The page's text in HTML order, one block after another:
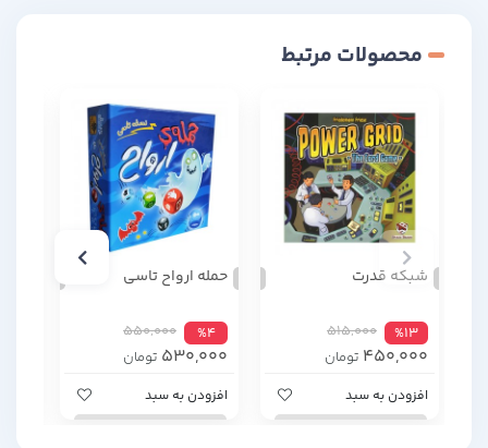
محصولات مرتبط
شبکه قدرت
%13
515,000
450,000 تومان
افزودن به سبد
حمله ارواح تاسی
%4
550,000
530,000 تومان
افزودن به سبد